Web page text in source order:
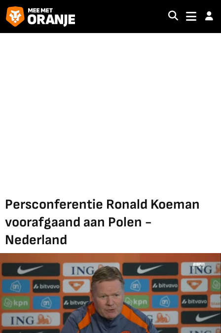
Persconferentie Ronald Koeman
voorafgaand aan Polen -
Nederland